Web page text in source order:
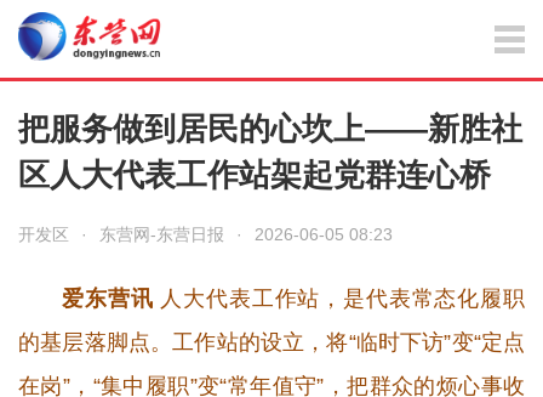
把服务做到居民的心坎上——新胜社
区人大代表工作站架起党群连心桥
开发区 · 东营网-东营日报 · 2026-06-05 08:23
爱东营讯 人大代表工作站，是代表常态化履职
的基层落脚点。工作站的设立，将“临时下访”变“定点
在岗”，“集中履职”变“常年值守”，把群众的烦心事收